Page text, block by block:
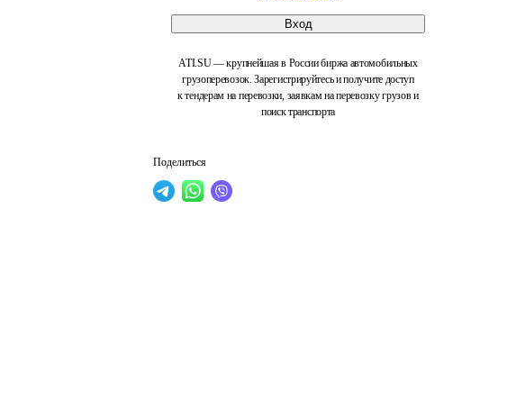
Вход
ATI.SU — крупнейшая в России биржа автомобильных
грузоперевозок. Зарегистрируйтесь и получите доступ
к тендерам на перевозки, заявкам на перевозку грузов и
поиск транспорта
Поделиться